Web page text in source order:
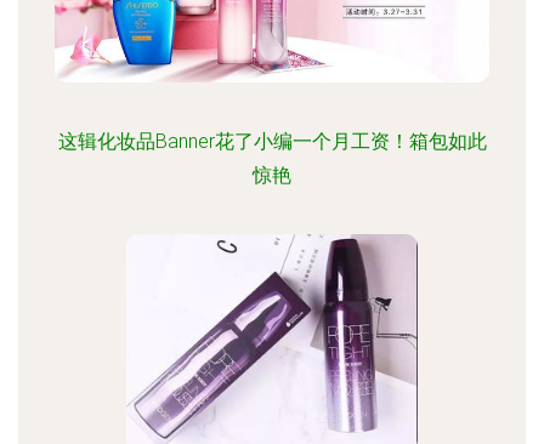
这辑化妆品Banner花了小编一个月工资！箱包如此
惊艳